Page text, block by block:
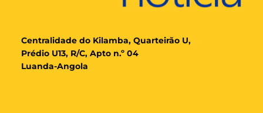
Centralidade do Kilamba, Quarteirão U,
Prédio U13, R/C, Apto n.º 04
Luanda-Angola